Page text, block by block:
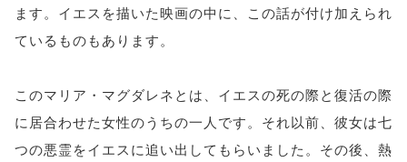
ます。イエスを描いた映画の中に、この話が付け加えられ
ているものもあります。
このマリア・マグダレネとは、イエスの死の際と復活の際
に居合わせた女性のうちの一人です。それ以前、彼女は七
つの悪霊をイエスに追い出してもらいました。その後、熱